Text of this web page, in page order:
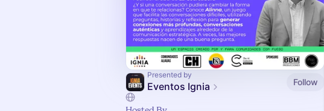
Presented by
Eventos Ignia Follow